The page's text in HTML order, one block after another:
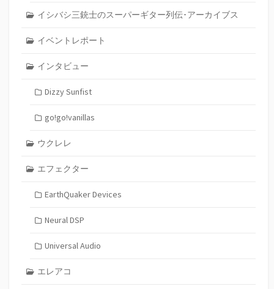
イシバシ三銃士のスーパーギター列伝･アーカイブス
イベントレポート
インタビュー
Dizzy Sunfist
go!go!vanillas
ウクレレ
エフェクター
EarthQuaker Devices
Neural DSP
Universal Audio
エレアコ